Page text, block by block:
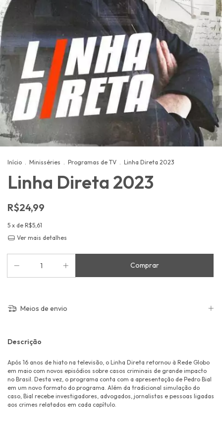
Início . Minisséries . Programas de TV . Linha Direta 2023
Linha Direta 2023
R$24,99
5 x de R$5,61
Ver mais detalhes
Meios de envio
Descrição
Após 16 anos de hiato na televisão, o Linha Direta retornou à Rede Globo
em maio com novos episódios sobre casos criminais de grande impacto
no Brasil. Desta vez, o programa conta com a apresentação de Pedro Bial
em um novo formato do programa. Além da tradicional simulação do
caso, Bial recebe investigadores, advogados, jornalistas e pessoas ligadas
aos crimes relatados em cada capítulo.